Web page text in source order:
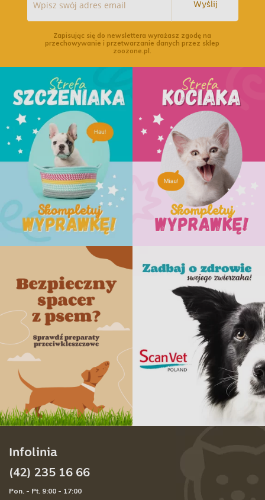
Wyślij
Zapisując się do newslettera wyrażasz zgodę na
przechowywanie i przetwarzanie danych przez sklep
zoozone.pl.
Infolinia
(42) 235 16 66
Pon. - Pt. 9:00 - 17:00